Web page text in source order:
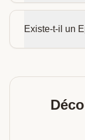
Existe-t-il un